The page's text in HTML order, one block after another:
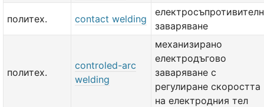
политех. contact welding
заваряване
политех.
controled-arc
welding
механизирано
електродъгово
заваряване с
регулиране скоростта
на електродния тел